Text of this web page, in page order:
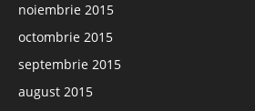
noiembrie 2015
octombrie 2015
septembrie 2015
august 2015